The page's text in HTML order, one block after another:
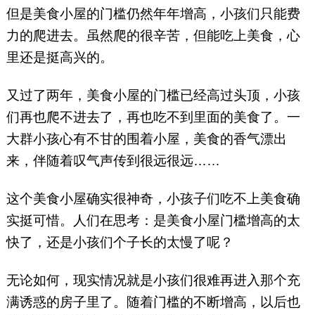
但是美食小屋的门槛仍然年年增高，小孩们只能费
力的爬进去。虽然爬的很辛苦，但能吃上美食，心
里还是挺高兴的。
又过了两年，美食小屋的门槛已经高过头顶，小孩
们再也爬不进去了，再也吃不到里面的美食了。一
大群小孩心有不甘的围着小屋，美食的香气漂出
来，伴随着叹气声传到很远很远……
这个美食小屋确实很神奇，小孩子们吃不上美食确
实挺可惜。人们在思考：是美食小屋门槛增高的太
快了，还是小孩们个子长的太慢了呢？
无论如何，现实情况就是小孩们很难再进入那个充
满诱惑的房子里了。随着门槛的不断增高，以后也